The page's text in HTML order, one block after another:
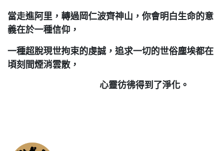
當走進阿里，轉過岡仁波齊神山， 你會明白生命的意
義在於一種信仰，
一種超脫現世拘束的虔誠， 追求一切的世俗塵埃都在
頃刻間煙消雲散，
心靈彷彿得到了淨化。